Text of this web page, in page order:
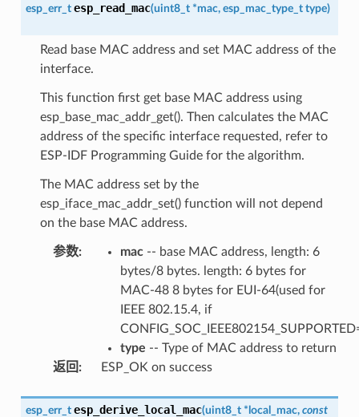
esp_err_t esp_read_mac(uint8_t *mac, esp_mac_type_t type)
Read base MAC address and set MAC address of the
interface.
This function first get base MAC address using
esp_base_mac_addr_get(). Then calculates the MAC
address of the specific interface requested, refer to
ESP-IDF Programming Guide for the algorithm.
The MAC address set by the
esp_iface_mac_addr_set() function will not depend
on the base MAC address.
参数: mac-- base MAC address, length: 6
bytes/8 bytes. length: 6 bytes for
MAC-48 8 bytes for EUI-64(used for
IEEE 802.15.4, if
type -- Type of MAC address to return
返回 : ESP_OK on success
esp_err_t esp_derive_local_mac(uint8_t * local_mac, const